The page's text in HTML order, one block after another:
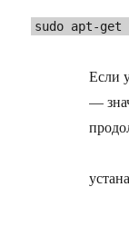
sudo apt-get
Если
—